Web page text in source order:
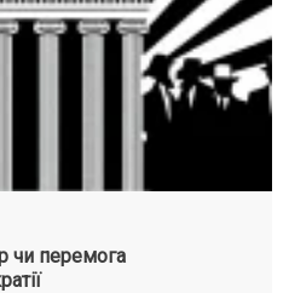
чи перемога